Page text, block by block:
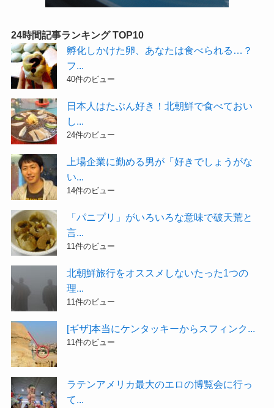
24時間記事ランキング TOP10
孵化しかけた卵、あなたは食べられる…？
フ...
40件のビュー
日本人はたぶん好き！北朝鮮で食べておい
し...
24件のビュー
上場企業に勤める男が「好きでしょうがな
い...
14件のビュー
「パニプリ」がいろいろな意味で破天荒と
言...
11件のビュー
北朝鮮旅行をオススメしないたった1つの
理...
11件のビュー
[ギザ]本当にケンタッキーからスフィンク...
11件のビュー
ラテンアメリカ最大のエロの博覧会に行っ
て...